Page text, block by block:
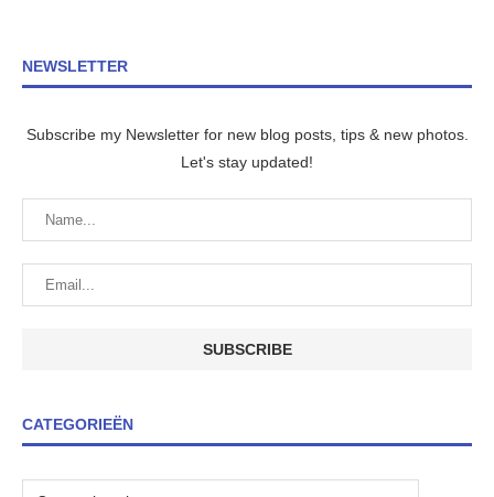
NEWSLETTER
Subscribe my Newsletter for new blog posts, tips & new photos.
Let's stay updated!
CATEGORIEËN